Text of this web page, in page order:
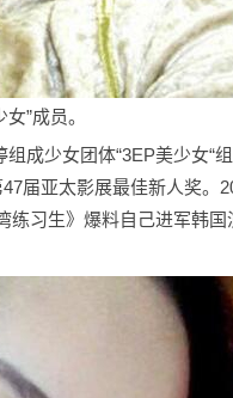
”成员。
成少女团体“3EP美少女“
届亚太影展最佳新人奖。
习生》爆料自己进军韩国